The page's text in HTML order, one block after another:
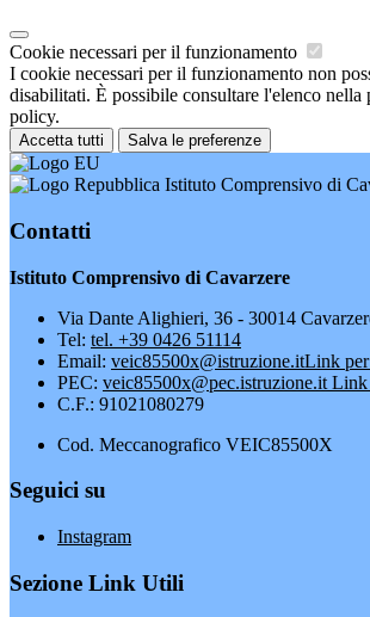
Cookie necessari per il funzionamento
I cookie necessari per il funzionamento non
disabilitati. È possibile consultare l'elenco nella
policy.
Accetta tutti Salva le preferenze
Istituto Comprensivo di
Contatti
Istituto Comprensivo di Cavarzere
Via Dante Alighieri, 36 - 30014
Tel: tel. +39 0426 51114
Email: veic85500x@istruzione.itLink
PEC: veic85500x@pec.istruzione.it Link
C.F.: 91021080279
Cod. Meccanografico VEIC85500X
Seguici su
Instagram
Sezione Link Utili